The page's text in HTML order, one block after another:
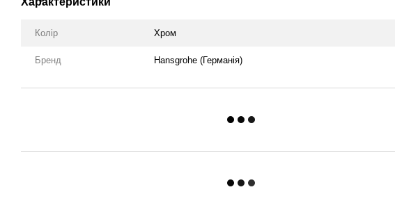
Колір Хром
Бренд Hansgrohe (Германія)